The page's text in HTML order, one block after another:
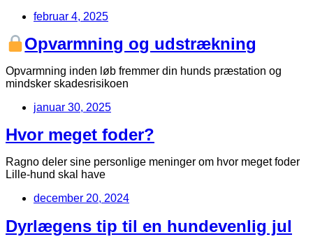
februar 4, 2025
Opvarmning og udstrækning
Opvarmning inden løb fremmer din hunds præstation og
mindsker skadesrisikoen
januar 30, 2025
Hvor meget foder?
Ragno deler sine personlige meninger om hvor meget foder
Lille-hund skal have
december 20, 2024
Dyrlægens tip til en hundevenlig jul